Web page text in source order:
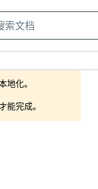
化。
完成。